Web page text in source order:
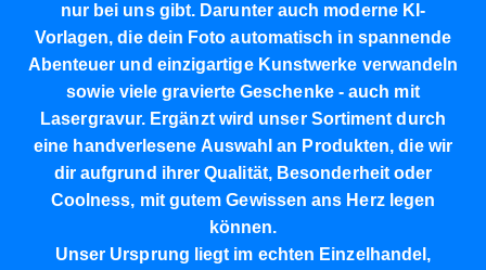
nur bei uns gibt. Darunter auch moderne KI-
Vorlagen, die dein Foto automatisch in spannende
Abenteuer und einzigartige Kunstwerke verwandeln
sowie viele gravierte Geschenke - auch mit
Lasergravur. Ergänzt wird unser Sortiment durch
eine handverlesene Auswahl an Produkten, die wir
dir aufgrund ihrer Qualität, Besonderheit oder
Coolness, mit gutem Gewissen ans Herz legen
können.
Unser Ursprung liegt im echten Einzelhandel,